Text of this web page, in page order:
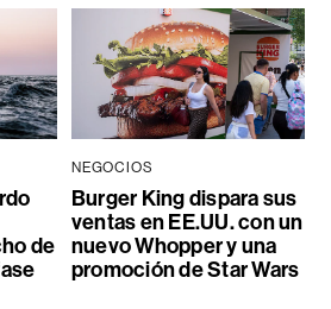
de
NEGOCIOS
Burger King dispara sus
ventas en EE.UU. con un
nuevo Whopper y una
promoción de Star Wars